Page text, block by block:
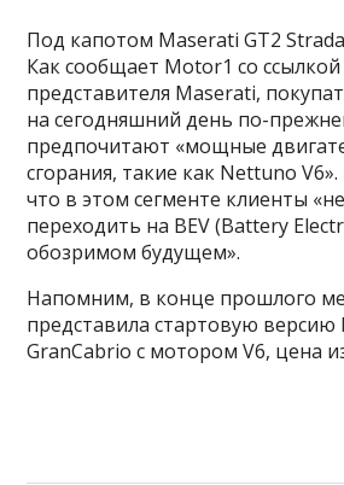
Под капотом Maserati GT2
Как сообщает Motor1 со ссылкой
представителя Maserati,
на сегодняшний день по-
предпочитают «мощные
сгорания, такие как Nettuno
что в этом сегменте клиенты
переходить на BEV (Battery
обозримом будущем».
Напомним, в конце прошлого
представила стартовую версию
GranCabrio с мотором V6, цена